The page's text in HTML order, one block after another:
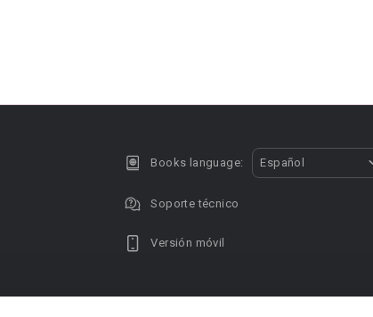
Books language: Español
Soporte técnico
Versión móvil